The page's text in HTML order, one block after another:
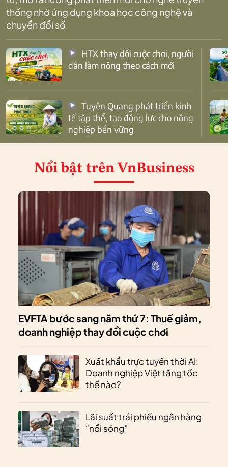
thống nhờ ứng dụng khoa học công nghệ và
chuyển đổi số.
dân làm nông theo cách mới
tế tập thể, tạo động lực cho nông
nghiệp bền vững
Nổi bật trên VnBusiness
EVFTA bước sang năm thứ 7: Thuế giảm,
doanh nghiệp thay đổi cuộc chơi
Xuất khẩu trực tuyến thời AI:
Doanh nghiệp Việt tăng tốc
thế nào?
Lãi suất trái phiếu ngân hàng
“nổi sóng”